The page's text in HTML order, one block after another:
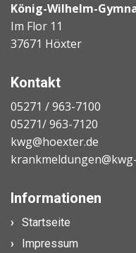
König-Wilhelm-
Im Flor 11
37671 Höxter
Kontakt
05271 / 963-7100
05271/ 963-7120
kwg@hoexter.de
Informationen
Startseite
Impressum